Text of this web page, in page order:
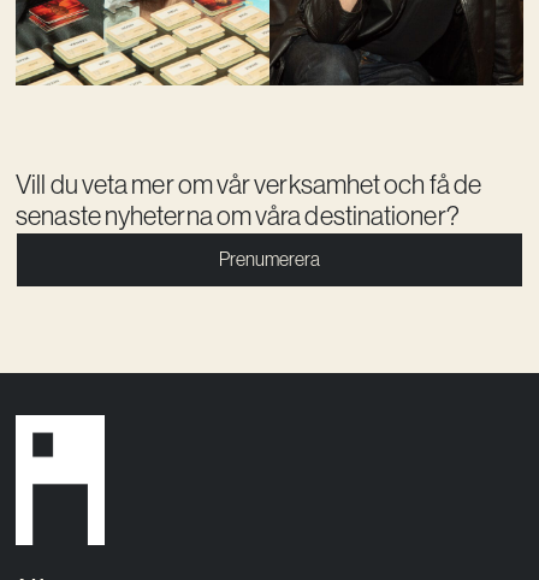
Vill du veta mer om vår verksamhet och få de
senaste nyheterna om våra destinationer?
Prenumerera